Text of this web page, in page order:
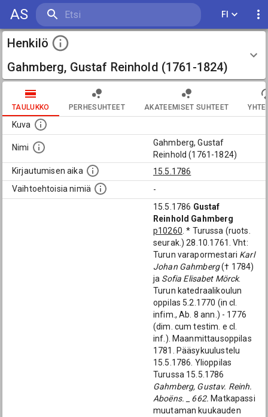
AS FI
Henkilö
Gahmberg, Gustaf Reinhold (1761-1824)
TAULUKKO PERHESUHTEET AKATEEMISET SUHTEET
Kuva
Nimi
Gahmberg, Gustaf
Reinhold (1761-1824)
Kirjautumisen aika
15.5.1786
Vaihtoehtoisia nimiä
-
15.5.1786 Gustaf
Reinhold Gahmberg
p10260 . * Turussa (ruots.
seurak.) 28.10.1761. Vht:
Turun varapormestari Karl
Johan Gahmberg(† 1784)
ja Sofia Elisabet Mörck.
Turun katedraalikoulun
oppilas 5.2.1770 (in cl.
infim., Ab. 8 ann.) - 1776
(dim. cum testim. e cl.
inf.). Maanmittausoppilas
1781. Pääsykuulustelu
15.5.1786. Ylioppilas
Turussa 15.5.1786
Gahmberg, Gustav. Reinh.
Aboëns. _ 662. Matkapassi
muutaman kuukauden